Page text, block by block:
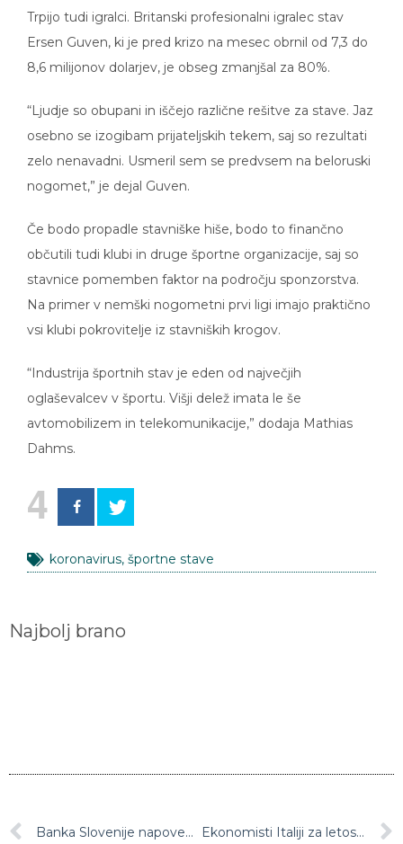
Trpijo tudi igralci. Britanski profesionalni igralec stav
Ersen Guven, ki je pred krizo na mesec obrnil od 7,3 do
8,6 milijonov dolarjev, je obseg zmanjšal za 80%.
“Ljudje so obupani in iščejo različne rešitve za stave. Jaz
osebno se izogibam prijateljskih tekem, saj so rezultati
zelo nenavadni. Usmeril sem se predvsem na beloruski
nogomet,” je dejal Guven.
Če bodo propadle stavniške hiše, bodo to finančno
občutili tudi klubi in druge športne organizacije, saj so
stavnice pomemben faktor na področju sponzorstva.
Na primer v nemški nogometni prvi ligi imajo praktično
vsi klubi pokrovitelje iz stavniških krogov.
“Industrija športnih stav je eden od največjih
oglaševalcev v športu. Višji delež imata le še
avtomobilizem in telekomunikacije,” dodaja Mathias
Dahms.
4
koronavirus, športne stave
Najbolj brano
Banka Slovenije napoveduje globok padec slovenskega BDP Ekonomisti Italiji za letos napovedujejo največji padec BDP doslej: “Nikoli v zgodovini republike se nismo znašli pred tako velikimi razsežnostmi zdravstvene, socialne in gospodarske krize”